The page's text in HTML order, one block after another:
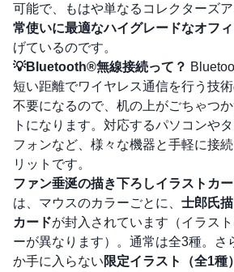
可能で、もはや単なるコレクターズア
常使いに最適なハイグレードなオフ
げているのです。
💡Bluetooth®無線接続って？
短い距離でワイヤレス通信を行う技
不要になるので、机の上がごちゃつ
トになります。対応するパソコンや
フォンなど、様々な機器と手軽に接
リットです。
ファン垂涎の描き下ろしイラストカ
は、マウスのカラーごとに、 士郎氏
カードが封入されています（イラス
ーが異なります）。通常は全3種。さ
か手に入らない限定イラスト（全1種）